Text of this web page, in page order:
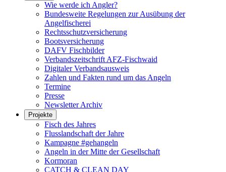
Wie werde ich Angler?
Bundesweite Regelungen zur Ausübung der
Angelfischerei
Rechtsschutzversicherung
Bootsversicherung
DAFV Fischbilder
Verbandszeitschrift AFZ-Fischwaid
Digitaler Verbandsausweis
Zahlen und Fakten rund um das Angeln
Termine
Presse
Newsletter Archiv
Projekte
Fisch des Jahres
Flusslandschaft der Jahre
Kampagne #gehangeln
Angeln in der Mitte der Gesellschaft
Kormoran
CATCH & CLEAN DAY